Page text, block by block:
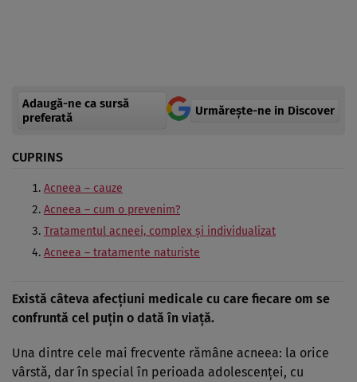
Adaugă-ne ca sursă
preferată
Urmărește-ne in Discover
CUPRINS
Acneea – cauze
Acneea – cum o prevenim?
Tratamentul acneei, complex şi individualizat
Acneea – tratamente naturiste
Există câteva afecţiuni medicale cu care fiecare om se
confruntă cel puţin o dată în viaţă.
Una dintre cele mai frecvente rămâne acneea: la orice
vârstă, dar în special în perioada adolescenţei, cu